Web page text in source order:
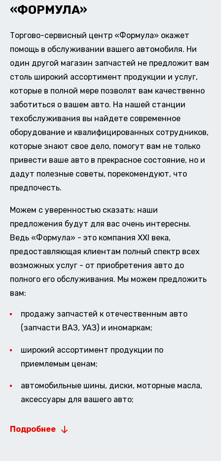
«ФОРМУЛА»
Торгово-сервисный центр «Формула» окажет
помощь в обслуживании вашего автомобиля. Ни
один другой магазин запчастей не предложит вам
столь широкий ассортимент продукции и услуг,
которые в полной мере позволят вам качественно
заботиться о вашем авто. На нашей станции
техобслуживания вы найдете современное
оборудование и квалифицированных сотрудников,
которые знают свое дело, помогут вам не только
привести ваше авто в прекрасное состояние, но и
дадут полезные советы, порекомендуют, что
предпочесть.
Можем с уверенностью сказать: наши
предложения будут для вас очень интересны.
Ведь «Формула» - это компания XXI века,
предоставляющая клиентам полный спектр всех
возможных услуг - от приобретения авто до
полного его обслуживания. Мы можем предложить
вам:
продажу запчастей к отечественным авто
(запчасти ВАЗ, УАЗ) и иномаркам;
широкий ассортимент продукции по
приемлемым ценам;
автомобильные шины, диски, моторные масла,
аксессуары для вашего авто;
Подробнее